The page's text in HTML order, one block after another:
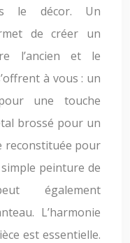
le décor. Un
de créer un
l’ancien et le
à vous : un
une touche
brossé pour un
reconstituée pour
peinture de
également
L’harmonie
est essentielle.